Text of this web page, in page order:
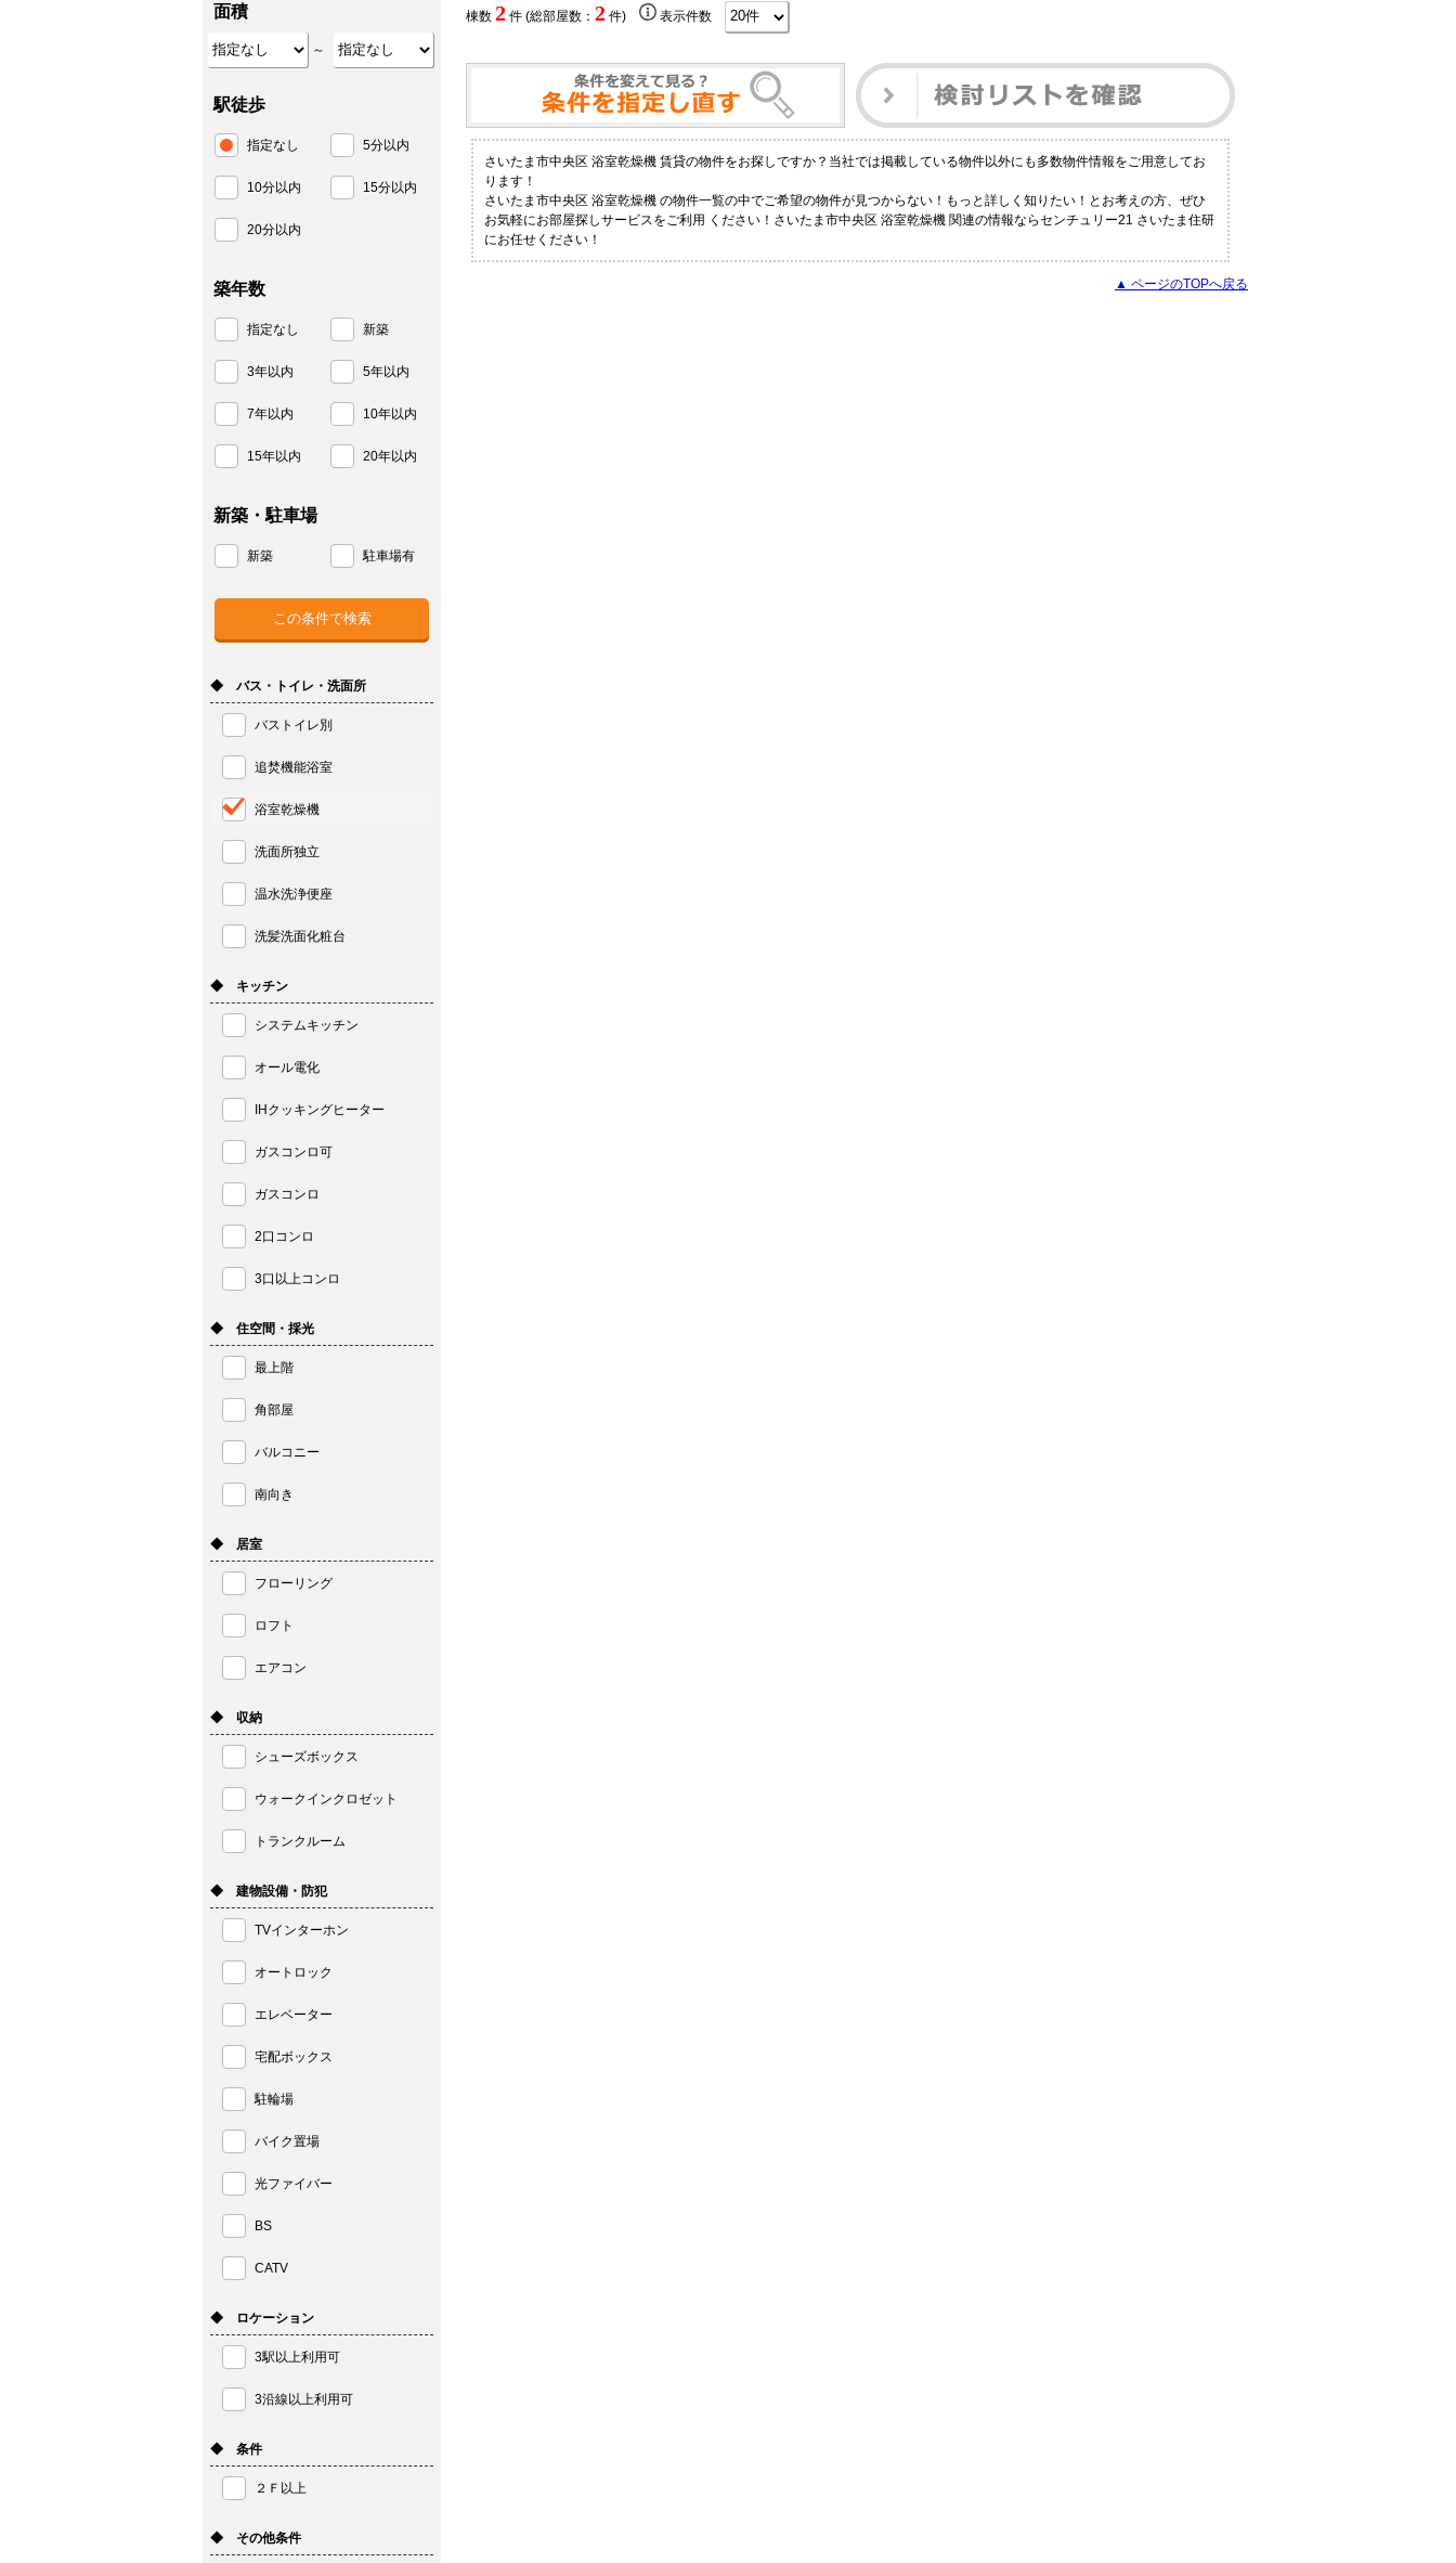
棟数 2件 (総部屋数： 2件) 表示件数
さいたま市中央区 浴室乾燥機 賃貸の物件をお探しですか？当社では掲載している物件以外にも多数物件情報をご用意してお
ります！
さいたま市中央区 浴室乾燥機 の物件一覧の中でご希望の物件が見つからない！もっと詳しく知りたい！とお考えの方、ぜひ
お気軽にお部屋探しサービスをご利用 ください！さいたま市中央区 浴室乾燥機 関連の情報ならセンチュリー21 さいたま住研
にお任せください！
▲ ページのTOPへ戻る
面積
～
駅徒歩
指定なし 5分以内
10分以内 15分以内
20分以内
築年数
指定なし 新築
3年以内 5年以内
7年以内 10年以内
15年以内 20年以内
新築・駐車場
新築 駐車場有
◆ バス・トイレ・洗面所
バストイレ別
追焚機能浴室
浴室乾燥機
洗面所独立
温水洗浄便座
洗髪洗面化粧台
◆ キッチン
システムキッチン
オール電化
IHクッキングヒーター
ガスコンロ可
ガスコンロ
2口コンロ
3口以上コンロ
◆ 住空間・採光
最上階
角部屋
バルコニー
南向き
◆ 居室
フローリング
ロフト
エアコン
◆ 収納
シューズボックス
ウォークインクロゼット
トランクルーム
◆ 建物設備・防犯
TVインターホン
オートロック
エレベーター
宅配ボックス
駐輪場
バイク置場
光ファイバー
BS
CATV
◆ ロケーション
3駅以上利用可
3沿線以上利用可
◆ 条件
２Ｆ以上
◆ その他条件